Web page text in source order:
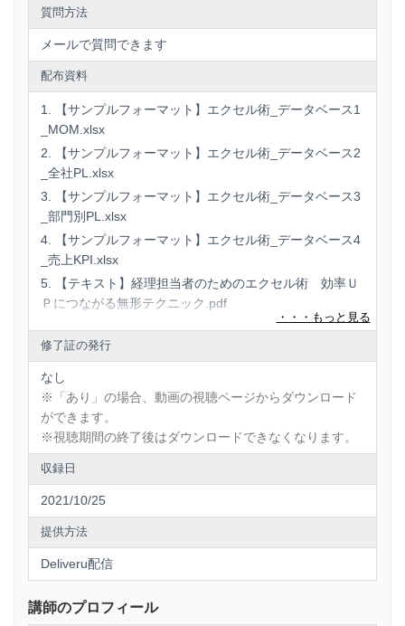
質問方法
メールで質問できます
配布資料
【サンプルフォーマット】エクセル術_データベース1
_MOM.xlsx
【サンプルフォーマット】エクセル術_データベース2
_全社PL.xlsx
【サンプルフォーマット】エクセル術_データベース3
_部門別PL.xlsx
【サンプルフォーマット】エクセル術_データベース4
_売上KPI.xlsx
【テキスト】経理担当者のためのエクセル術 効率Ｕ
Ｐにつながる無形テクニック.pdf
【テキスト】経理担当者のためのエクセル術 正確性
ＵＰにつながる有形テクニック.pdf
【テキスト】経理管理職のためのエクセル術 部内の
仕組みと報告用資料のつくり方.pdf
※資料がある場合、動画の視聴ページからダウンロード
ができます。
※視聴期間の終了後はダウンロードできなくなります。
修了証の発行
なし
※「あり」の場合、動画の視聴ページからダウンロード
ができます。
※視聴期間の終了後はダウンロードできなくなります。
収録日
2021/10/25
提供方法
Deliveru配信
講師のプロフィール